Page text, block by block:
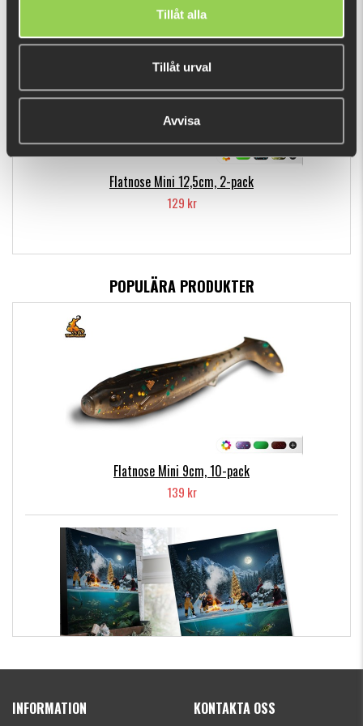
Tillåt alla
Tillåt urval
Avvisa
Flatnose Mini 12,5cm, 2-pack
129 kr
POPULÄRA PRODUKTER
Flatnose Mini 9cm, 10-pack
139 kr
(julkalender)
INFORMATION KONTAKTA OSS